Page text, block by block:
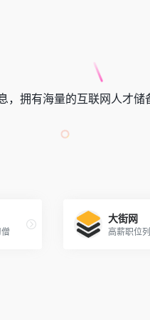
拥有海量的互联网人才
大街网